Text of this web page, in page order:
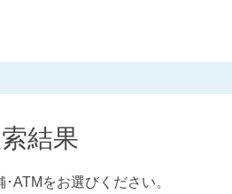
結果
ATMをお選びください。